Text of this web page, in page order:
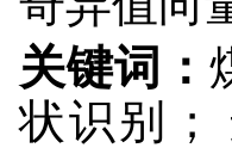
关键词：
状识别；